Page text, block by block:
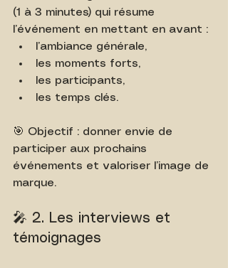
(1 à 3 minutes) qui résume
l’événement en mettant en avant :
l’ambiance générale,
les moments forts,
les participants,
les temps clés.
🎯 Objectif : donner envie de
participer aux prochains
événements et valoriser l’image de
marque.
🎤 2. Les interviews et
témoignages